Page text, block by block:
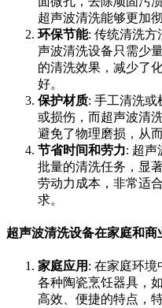
超声波清洗能够更加
环保节能: 传统清洗方
声波清洗设备只需少
的清洗效果，减少了
好。
保护材质: 手工清洗或
或损伤，而超声波清
避免了物理磨损，从
节省时间和劳力: 超声
批量的清洗任务，显
劳动力成本，非常适
求。
超声波清洗设备在家庭和商
家庭应用 : 在家庭环境
各种陶瓷烹饪器具，
高效、便捷的特点，